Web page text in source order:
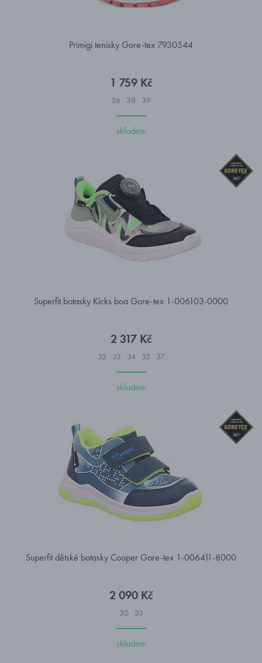
Primigi tenisky Gore-tex 7930544
1 759 Kč
36 38 39
skladem
Superfit botasky Kicks boa Gore-tex 1-006103-0000
2 317 Kč
32 33 34 35 37
skladem
Superfit dětské botasky Cooper Gore-tex 1-006411-8000
2 090 Kč
30 33
skladem